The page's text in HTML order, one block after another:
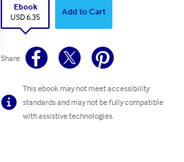
Ebook
USD 6.35
Add to Cart
Share
This ebook may not meet accessibility
standards and may not be fully compatible
with assistive technologies.